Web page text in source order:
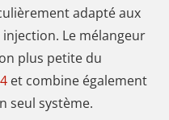
adapté aux
Le mélangeur
plus petite du
et combine également
seul système.